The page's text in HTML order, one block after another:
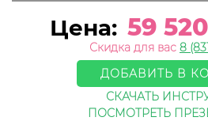
Цена: 59 520
Скидка для вас 8
ДОБАВИТЬ В
СКАЧАТЬ
ПОСМОТРЕТЬ